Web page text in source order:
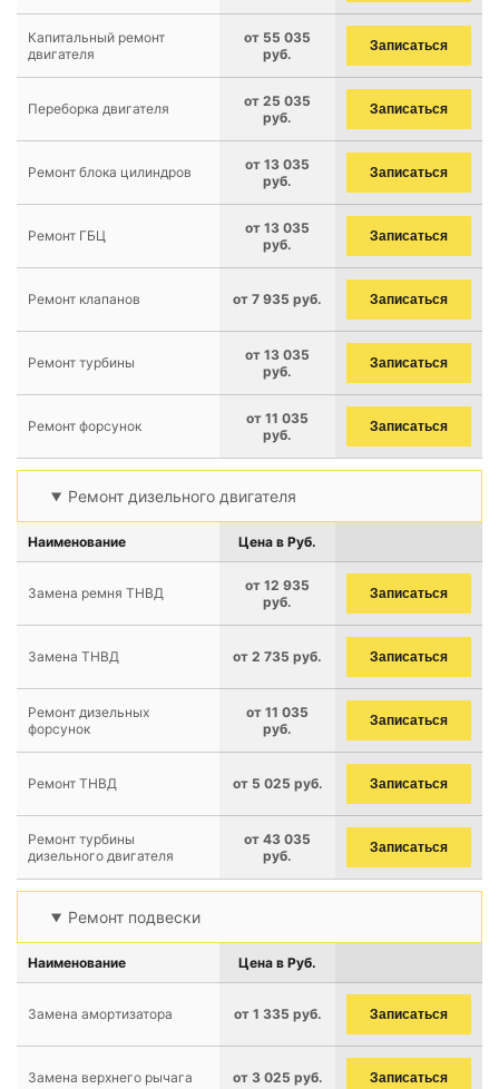
Капитальный ремонт
двигателя
от 55 035
руб.
Записаться
Переборка двигателя
от 25 035
руб.
Записаться
Ремонт блока цилиндров
от 13 035
руб.
Записаться
Ремонт ГБЦ
от 13 035
руб.
Записаться
Ремонт клапанов от 7 935 руб. Записаться
Ремонт турбины
от 13 035
руб.
Записаться
Ремонт форсунок
от 11 035
руб.
Записаться
Ремонт дизельного двигателя
Наименование Цена в Руб.
Замена ремня ТНВД
от 12 935
руб.
Записаться
Замена ТНВД от 2 735 руб. Записаться
Ремонт дизельных
форсунок
от 11 035
руб.
Записаться
Ремонт ТНВД от 5 025 руб. Записаться
Ремонт турбины
дизельного двигателя
от 43 035
руб.
Записаться
Ремонт подвески
Наименование Цена в Руб.
Замена амортизатора от 1 335 руб. Записаться
Замена верхнего рычага от 3 025 руб. Записаться